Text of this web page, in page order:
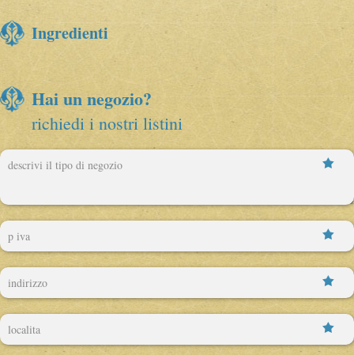
Ingredienti
Hai un negozio?
richiedi i nostri listini